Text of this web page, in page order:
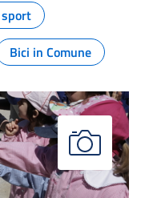
Bici in Comune